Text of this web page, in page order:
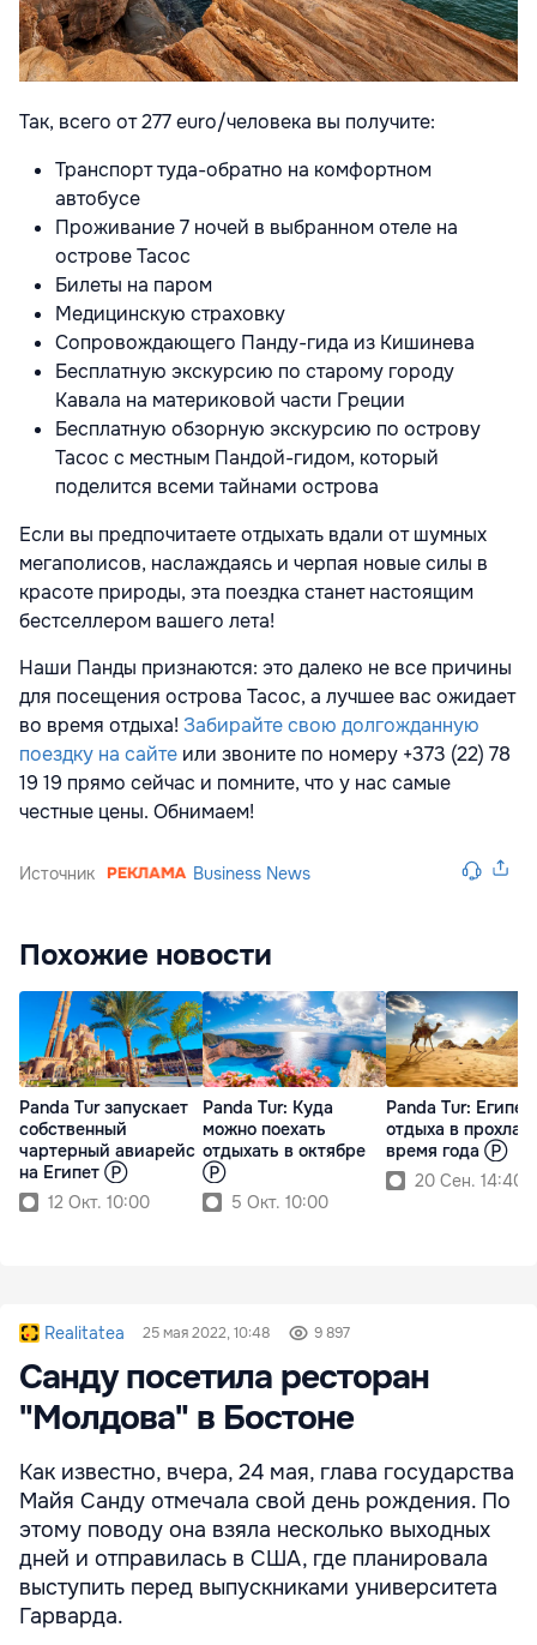
Так, всего от 277euro/человека вы получите:
Транспорт туда-обратно на комфортном
автобусе
Проживание 7 ночей в выбранном отеле на
острове Тасос
Билеты на паром
Медицинскую страховку
Сопровождающего Панду-гида из Кишинева
Бесплатную экскурсию по старому городу
Кавала на материковой части Греции
Бесплатную обзорную экскурсию по острову
Тасос с местным Пандой-гидом, который
поделится всеми тайнами острова
Если вы предпочитаете отдыхать вдали от шумных
мегаполисов, наслаждаясь и черпая новые силы в
красоте природы, эта поездка станет настоящим
бестселлером вашего лета!
Наши Панды признаются: это далеко не все причины
для посещения острова Тасос, а лучшее вас ожидает
во время отдыха! Забирайте свою долгожданную
поездку на сайте или звоните по номеру +373 (22) 78
19 19 прямо сейчас и помните, что у нас самые
честные цены. Обнимаем!
Источник Business News
Похожие новости
Panda Tur запускает
собственный
чартерный авиарейс
на Египет Ⓟ
12 Окт. 10:00
Panda Tur: Куда
можно поехать
отдыхать в октябре
Ⓟ
5 Окт. 10:00
Panda Tur:
отдыха в
время года Ⓟ
20 Сен. 14:40
Realitatea 25 мая 2022, 10:48 9 897
Санду посетила ресторан
"Молдова" в Бостоне
Как известно, вчера, 24 мая, глава государства
Майя Санду отмечала свой день рождения. По
этому поводу она взяла несколько выходных
дней и отправилась в США, где планировала
выступить перед выпускниками университета
Гарварда.